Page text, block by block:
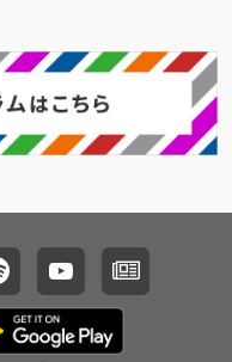
タケが「SUIKA」のメ
活動を共にした女性詩
て、オリジナルとは一
リーズでお馴染み
男”が真犯人を追い詰め
る様子を描いた「容疑
者を探せ！／oops! her
e we go again」も含め
た軽妙な3作を収録。
た作品」が中心で、作
ロデュースだけでな
く、いわゆるメロディ
ラインや歌唱までを担
ロディとコード感、歌
も含めて「タケウチカ
ズタケらしさ」を表現
した作品を残していき
たい、という決意表明